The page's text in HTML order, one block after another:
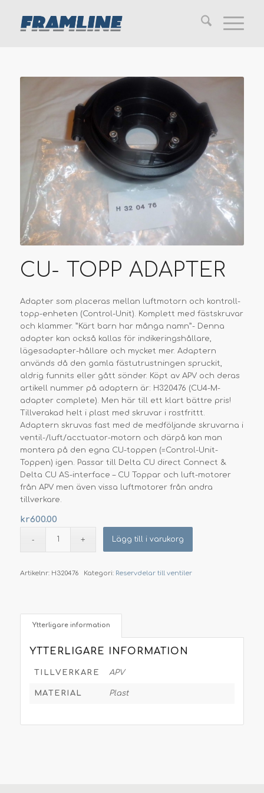
CU- TOPP ADAPTER
Adapter som placeras mellan luftmotorn och kontroll-
topp-enheten (Control-Unit). Komplett med fästskruvar
och klammer. ”Kärt barn har många namn”- Denna
adapter kan också kallas för indikeringshållare,
lägesadapter-hållare och mycket mer. Adaptern
används då den gamla fästutrustningen spruckit,
aldrig funnits eller gått sönder. Köpt av APV och deras
artikell nummer på adaptern är: H320476 (CU4-M-
adapter complete). Men här till ett klart bättre pris!
Tillverakad helt i plast med skruvar i rostfrittt.
Adaptern skruvas fast med de medföljande skruvarna i
ventil-/luft/acctuator-motorn och därpå kan man
montera på den egna CU-toppen (=Control-Unit-
Toppen) igen. Passar till Delta CU direct Connect &
Delta CU AS-interface – CU Toppar och luft-motorer
från APV men även vissa luftmotorer från andra
tillverkare.
kr600.00
Lägg till i varukorg
Artikelnr: H320476 Kategori: Reservdelar till ventiler
Ytterligare information
YTTERLIGARE INFORMATION
TILLVERKARE APV
MATERIAL Plast